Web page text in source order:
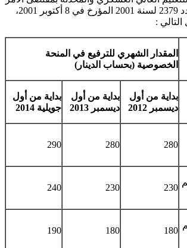
المشار إليه أعلاه عدد 2379 لسنة 2001 المؤرخ في 8 أكتوبر 2001،
:
المقدار الشهري للترفيع في المنحة
الخصوصية (بحساب الدينار)
بداية من أول
ديسمبر 2012
بداية من أول
ديسمبر 2013
بداية من أول
جويلية 2014
280
280
290
230
230
240
180
180
190